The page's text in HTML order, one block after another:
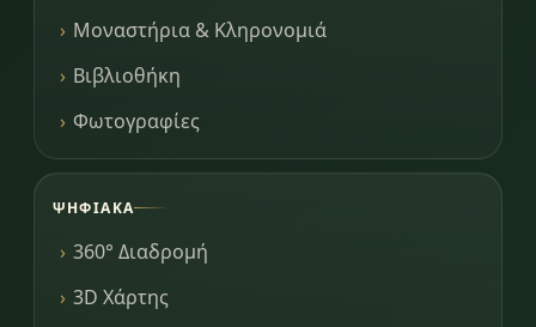
Μοναστήρια & Κληρονομιά
Βιβλιοθήκη
Φωτογραφίες
ΨΗΦΙΑΚΆ
360° Διαδρομή
3D Χάρτης